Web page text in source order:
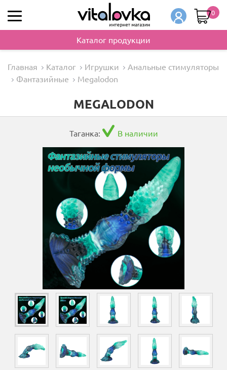
0
Каталог продукции
Главная Каталог Игрушки
Анальные стимуляторы
Фантазийные
Megalodon
MEGALODON
Таганка: В наличии